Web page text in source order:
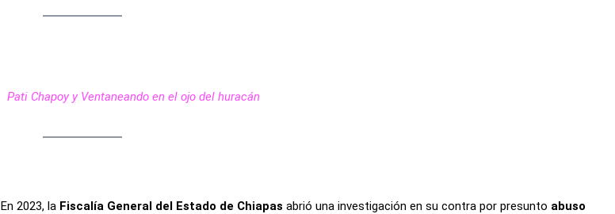
Pati Chapoy y Ventaneando en el ojo del huracán
. En 2023, la Fiscalía General del Estado de Chiapas abrió una investigación en su contra por presunto abuso